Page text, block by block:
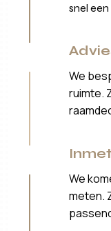
snel
We
ruimte.
We
meten.